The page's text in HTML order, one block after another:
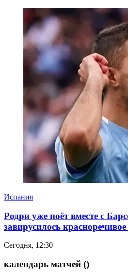
Испания
Родри уже поёт вместе с
завирусилось красноречивое
Сегодня, 12:30
календарь матчей ()